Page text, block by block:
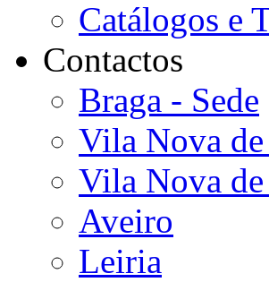
Catálogos e
Contactos
Braga - Sede
Vila Nova
Vila Nova
Aveiro
Leiria